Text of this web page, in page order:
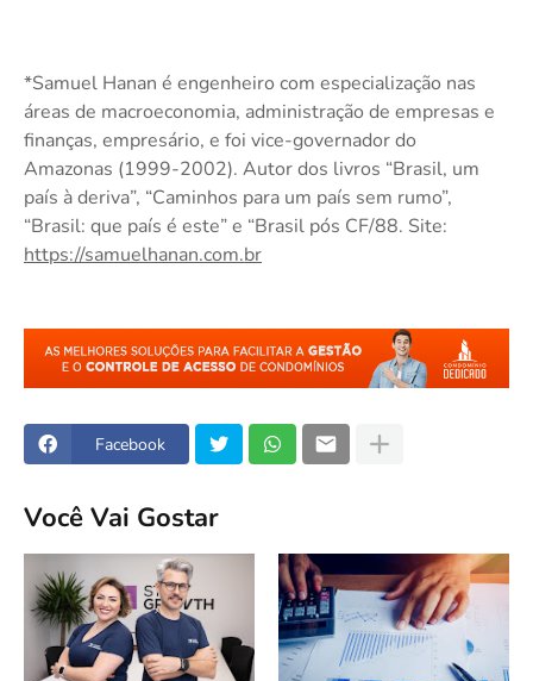
*Samuel Hanan é engenheiro com especialização nas
áreas de macroeconomia, administração de empresas e
finanças, empresário, e foi vice-governador do
Amazonas (1999-2002). Autor dos livros “Brasil, um
país à deriva”, “Caminhos para um país sem rumo”,
“Brasil: que país é este” e “Brasil pós CF/88. Site:
https://samuelhanan.com.br
Facebook
Você Vai Gostar